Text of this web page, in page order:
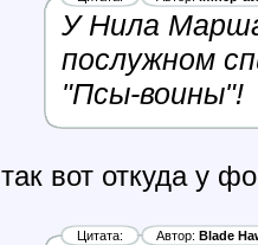
У Нила
послужном
"Псы-воины"!
так вот откуда у
Цитата: Автор: Blade